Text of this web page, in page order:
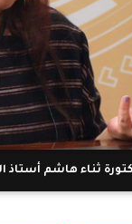
ثناء هاشم أستاذ